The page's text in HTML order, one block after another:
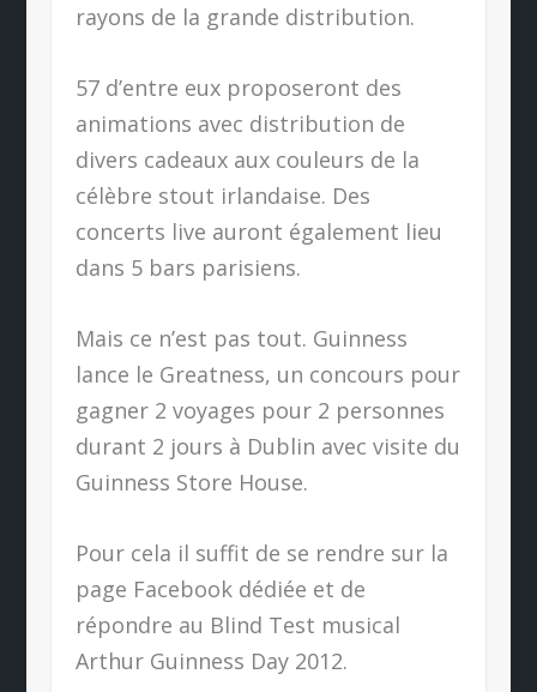
rayons de la grande distribution.
57 d’entre eux proposeront des
animations avec distribution de
divers cadeaux aux couleurs de la
célèbre stout irlandaise. Des
concerts live auront également lieu
dans 5 bars parisiens.
Mais ce n’est pas tout. Guinness
lance le Greatness, un concours pour
gagner 2 voyages pour 2 personnes
durant 2 jours à Dublin avec visite du
Guinness Store House.
Pour cela il suffit de se rendre sur la
page Facebook dédiée et de
répondre au Blind Test musical
Arthur Guinness Day 2012.